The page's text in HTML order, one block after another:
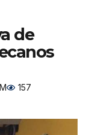
de
157